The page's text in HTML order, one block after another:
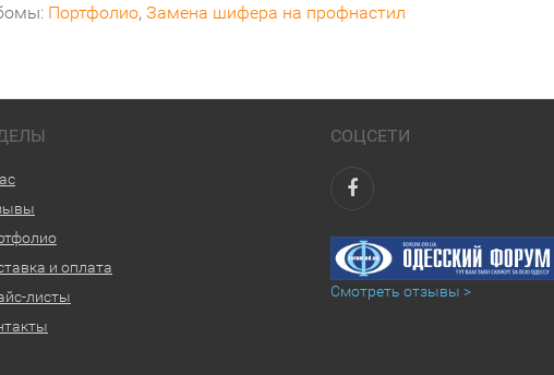
Портфолио, Замена шифера на профнастил
и оплата
листы
СОЦСЕТИ
Смотреть отзывы >